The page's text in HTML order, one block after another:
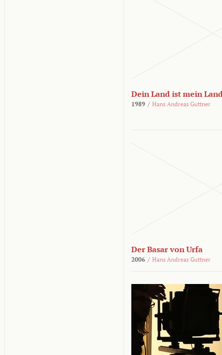
Dein Land ist mein
1989 / Hans Andreas Guttner
Der Basar von Urfa
2006 / Hans Andreas Guttner